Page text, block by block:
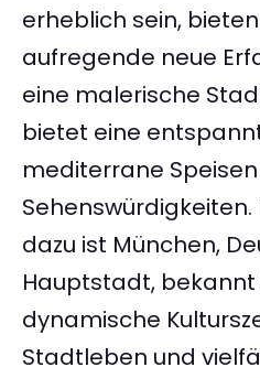
erheblich sein,
aufregende neue
eine malerische
bietet eine
mediterrane
dazu ist München,
Hauptstadt, bekannt
dynamische
Stadtleben und